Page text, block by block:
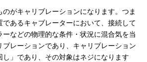
がキャリブレーションになります。つま
であるキャブレーターにおいて、接続して
ーなどの物理的な条件・状況に混合気を当
レーションであり、キャリブレーション
し」であり、その対象はネジになります